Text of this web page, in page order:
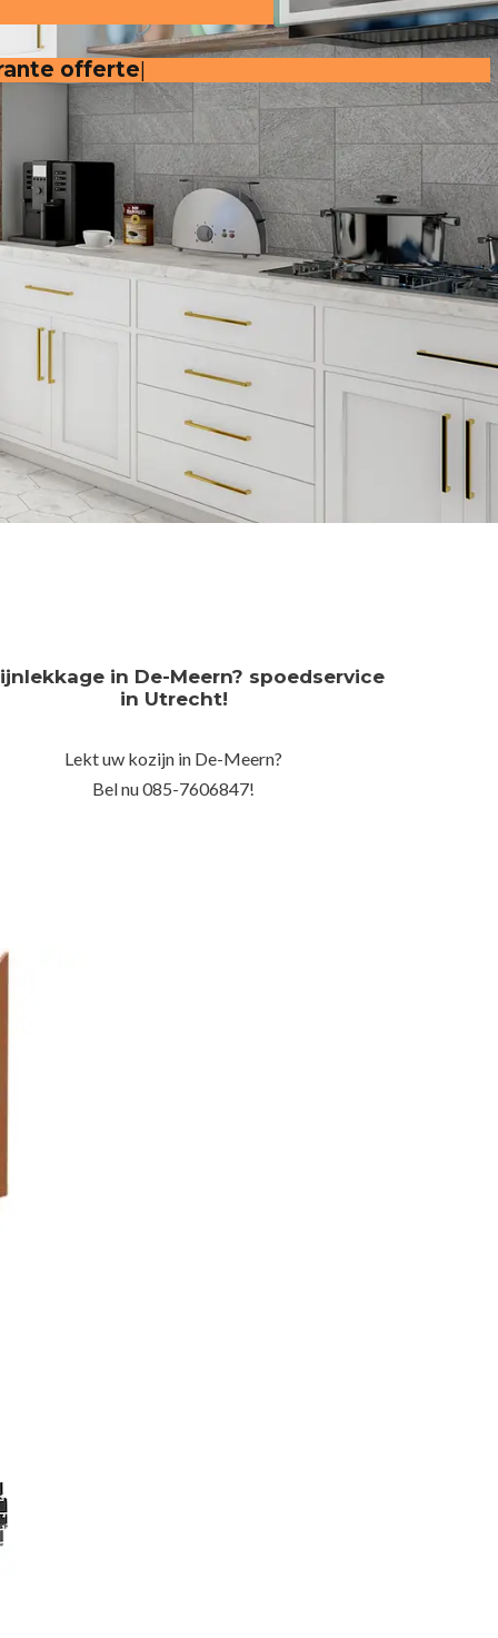
offerte.
in De-Meern? spoedservice
in Utrecht!
Lekt uw kozijn in De-Meern?
Bel nu 085-7606847!